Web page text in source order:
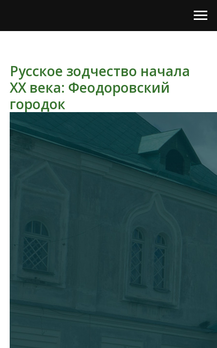
Русское зодчество начала
XX века: Феодоровский
городок